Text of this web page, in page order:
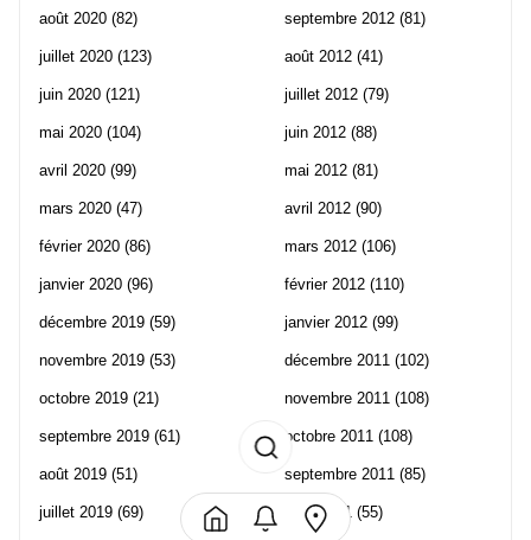
août 2020 (82)
juillet 2020 (123)
juin 2020 (121)
mai 2020 (104)
avril 2020 (99)
mars 2020 (47)
février 2020 (86)
janvier 2020 (96)
décembre 2019 (59)
novembre 2019 (53)
octobre 2019 (21)
septembre 2019 (61)
août 2019 (51)
juillet 2019 (69)
septembre 2012 (81)
août 2012 (41)
juillet 2012 (79)
juin 2012 (88)
mai 2012 (81)
avril 2012 (90)
mars 2012 (106)
février 2012 (110)
janvier 2012 (99)
décembre 2011 (102)
novembre 2011 (108)
octobre 2011 (108)
septembre 2011 (85)
août 2011 (55)